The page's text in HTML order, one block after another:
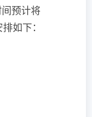
预计将
如下：